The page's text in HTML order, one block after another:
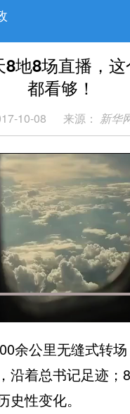
地8场直播，
都看够！
10-08 来源： 新华
公里无缝式转场
沿着总书记足迹；
史性变化。